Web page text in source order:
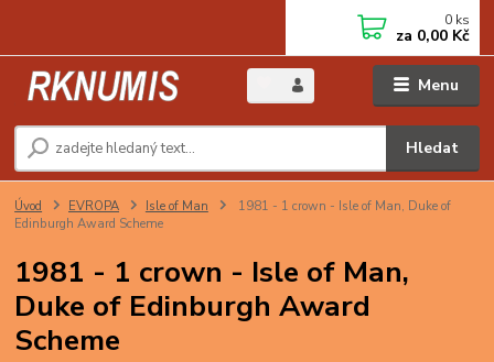
Menu
Hledat
0 ks
za 0,00 Kč
Úvod EVROPA Isle of Man
1981 - 1 crown - Isle of Man, Duke of
Edinburgh Award Scheme
1981 - 1 crown - Isle of Man,
Duke of Edinburgh Award
Scheme